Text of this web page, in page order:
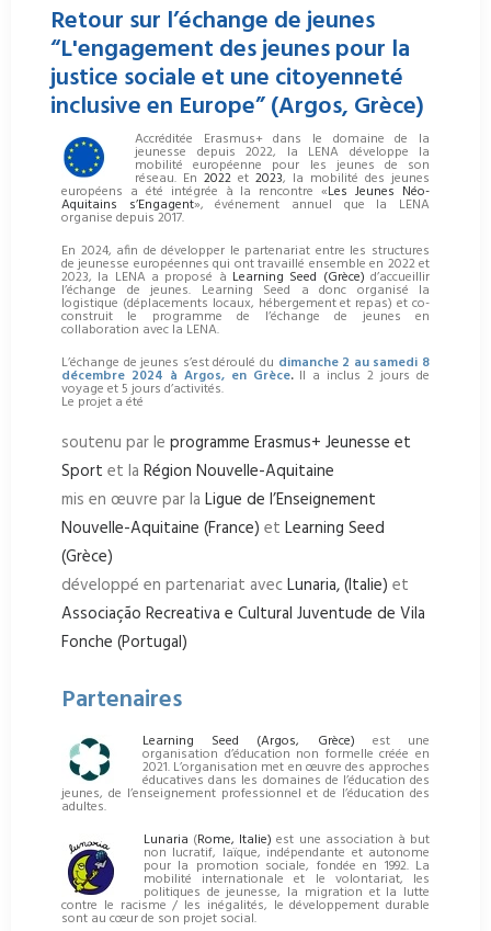
Retour sur l’échange de jeunes
“L'engagement des jeunes pour la
justice sociale et une citoyenneté
inclusive en Europe” (Argos, Grèce)
Accréditée Erasmus+ dans le domaine de la
jeunesse depuis 2022, la LENA développe la
mobilité européenne pour les jeunes de son
réseau. En 2022 et 2023, la mobilité des jeunes
européens a été intégrée à la rencontre «Les Jeunes Néo-
Aquitains s’Engagent», événement annuel que la LENA
organise depuis 2017.
En 2024, afin de développer le partenariat entre les structures
de jeunesse européennes qui ont travaillé ensemble en 2022 et
2023, la LENA a proposé à Learning Seed (Grèce) d’accueillir
l’échange de jeunes. Learning Seed a donc organisé la
logistique (déplacements locaux, hébergement et repas) et co-
construit le programme de l’échange de jeunes en
collaboration avec la LENA.
L’échange de jeunes s’est déroulé du dimanche 2 au samedi 8
décembre 2024 à Argos, en Grèce.Il a inclus 2 jours de
voyage et 5 jours d’activités.
Le projet a été
soutenu par le programme Erasmus+ Jeunesse et
Sport et la Région Nouvelle-Aquitaine
mis en œuvre par la Ligue de l’Enseignement
Nouvelle-Aquitaine (France) et Learning Seed
(Grèce)
développé en partenariat avecLunaria, (Italie) et
Associação Recreativa e Cultural Juventude de Vila
Fonche (Portugal)
Partenaires
Learning Seed (Argos, Grèce) est une
organisation d’éducation non formelle créée en
2021. L’organisation met en œuvre des approches
éducatives dans les domaines de l’éducation des
jeunes, de l’enseignement professionnel et de l’éducation des
adultes.
Lunaria (Rome, Italie) est une association à but
non lucratif, laïque, indépendante et autonome
pour la promotion sociale, fondée en 1992. La
mobilité internationale et le volontariat, les
politiques de jeunesse, la migration et la lutte
contre le racisme / les inégalités, le développement durable
sont au cœur de son projet social.